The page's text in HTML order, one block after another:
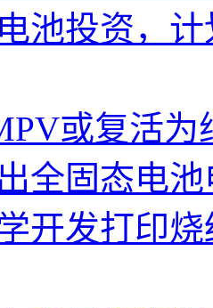
池投资，
或复活为
全固态电
开发打印